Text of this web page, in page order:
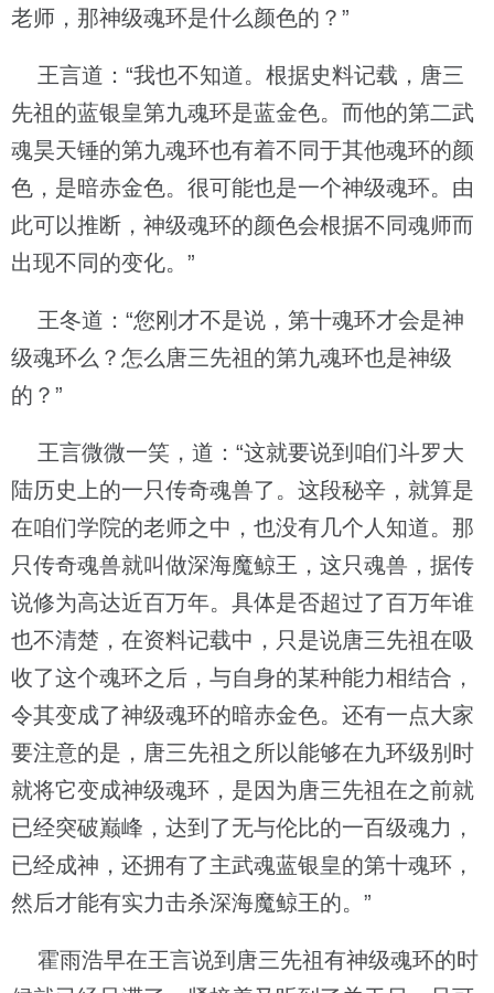
老师，那神级魂环是什么颜色的？”
王言道：“我也不知道。根据史料记载，唐三
先祖的蓝银皇第九魂环是蓝金色。而他的第二武
魂昊天锤的第九魂环也有着不同于其他魂环的颜
色，是暗赤金色。很可能也是一个神级魂环。由
此可以推断，神级魂环的颜色会根据不同魂师而
出现不同的变化。”
王冬道：“您刚才不是说，第十魂环才会是神
级魂环么？怎么唐三先祖的第九魂环也是神级
的？”
王言微微一笑，道：“这就要说到咱们斗罗大
陆历史上的一只传奇魂兽了。这段秘辛，就算是
在咱们学院的老师之中，也没有几个人知道。那
只传奇魂兽就叫做深海魔鲸王，这只魂兽，据传
说修为高达近百万年。具体是否超过了百万年谁
也不清楚，在资料记载中，只是说唐三先祖在吸
收了这个魂环之后，与自身的某种能力相结合，
令其变成了神级魂环的暗赤金色。还有一点大家
要注意的是，唐三先祖之所以能够在九环级别时
就将它变成神级魂环，是因为唐三先祖在之前就
已经突破巅峰，达到了无与伦比的一百级魂力，
已经成神，还拥有了主武魂蓝银皇的第十魂环，
然后才能有实力击杀深海魔鲸王的。”
霍雨浩早在王言说到唐三先祖有神级魂环的时